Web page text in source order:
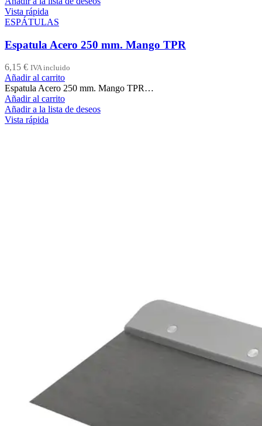
Vista rápida
ESPÁTULAS
Espatula Acero 250 mm. Mango TPR
6,15 € IVA incluido
Añadir al carrito
Espatula Acero 250 mm. Mango TPR…
Añadir al carrito
Añadir a la lista de deseos
Vista rápida